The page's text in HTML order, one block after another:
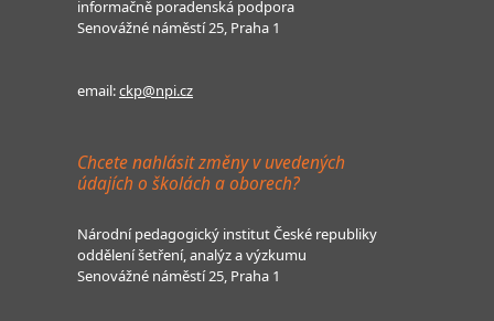
informačně poradenská podpora
Senovážné náměstí 25, Praha 1
email:ckp@npi.cz
Chcete nahlásit změny v uvedených
údajích o školách a oborech?
Národní pedagogický institut České republiky
oddělení šetření, analýz a výzkumu
Senovážné náměstí 25, Praha 1